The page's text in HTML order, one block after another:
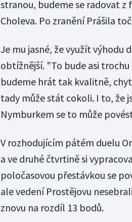
stranou, budeme se radovat
Choleva. Po zranění Prášila
Je mu jasné, že využít
obtížnější. "To bude asi
budeme hrát tak kvalitně,
tady může stát cokoli. I to, že
Nymburkem se to může
V rozhodujícím pátém duelu
a ve druhé čtvrtině si
poločasovou přestávkou se
ale vedení Prostějovu
znovu na rozdíl 13 bodů.